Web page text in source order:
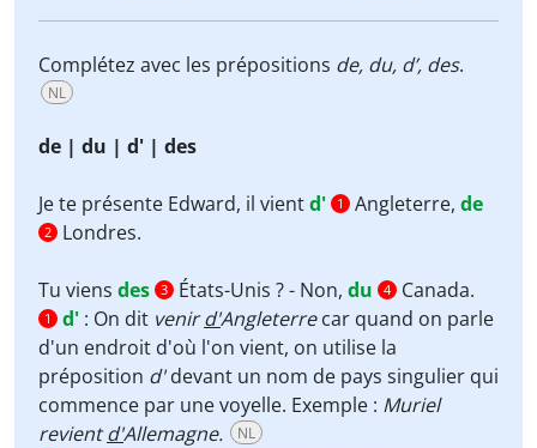
Complétez avec les prépositions de, du, d’, des.
NL
de | du | d' | des
Je te présente Edward, il vientd' 1 Angleterre, de
2 Londres.
Tu viens des 3 États-Unis ? - Non, du 4 Canada.
1 d' : On dit venird'Angleterrecar quand on parle
d'un endroit d'où l'on vient, on utilise la
préposition d'devant un nom de pays singulier qui
commence par une voyelle. Exemple : Muriel
revientd'Allemagne. NL